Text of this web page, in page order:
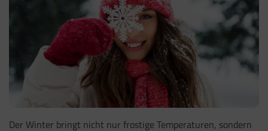
Der Winter bringt nicht nur frostige Temperaturen, sondern